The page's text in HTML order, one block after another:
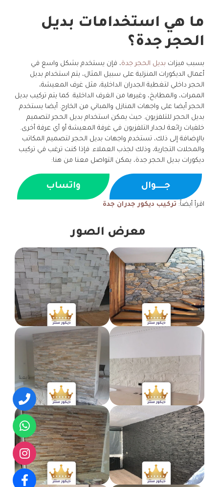
ما هي استخدامات بديل
الحجر جدة؟
بسبب ميزات بديل الحجر جدة، فإن يستخدم بشكل واسع في
أعمال الديكورات المنزلية على سبيل المثال، يتم استخدام بديل
الحجر داخلي لتغطية الجدران الداخلية، مثل غرف المعيشة،
الممرات، والمطابخ، وغيرها من الغرف الداخلية. كما يتم تركيب بديل
الحجر أيضا على واجهات المنازل والمباني من الخارج. أيضا يستخدم
بديل الحجر للتلفزيون. حيث يمكن استخدام بديل الحجر لتصميم
خلفيات رائعة لجدار التلفزيون في غرفة المعيشة أو أي عرفة أخرى.
بالإضافة إلى ذلك، تستخدم واجهات بديل الحجر لتصميم المكاتب
والمحلات التجارية، وذلك لجذب العملاء. فإذا كنت ترغب في تركيب
ديكورات بديل الحجر جدة، يمكن التواصل معنا من هنا:
جــــوال واتساب
اقرأ أيضاً: تركيب ديكور جدران جدة
معرض الصور
تابعنا